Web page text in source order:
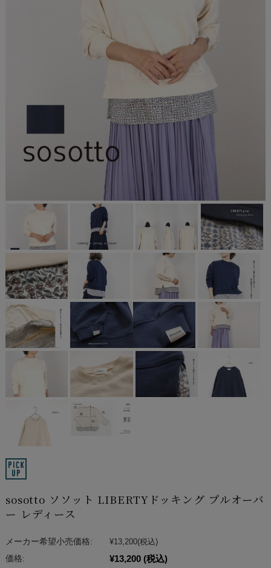
sosotto ソソット LIBERTYドッキング プルオーバ
ー レディース
メーカー希望小売価格: ¥13,200(税込)
価格:
¥13,200 (税込)